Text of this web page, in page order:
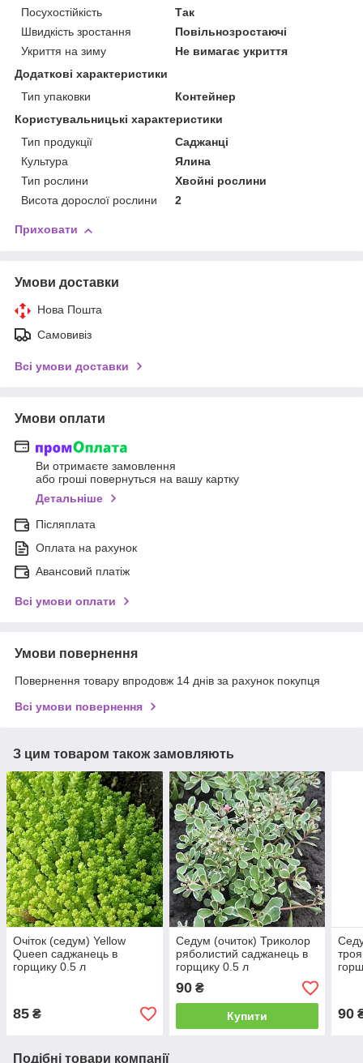
Посухостійкість
Так
Швидкість зростання
Повільнозростаючі
Укриття на зиму
Не вимагає укриття
Додаткові характеристики
Тип упаковки
Контейнер
Користувальницькі характеристики
Тип продукції
Саджанці
Культура
Ялина
Тип рослини
Хвойні рослини
Висота дорослої рослини
2
Приховати
Умови доставки
Нова Пошта
Самовивіз
Всі умови доставки
Умови оплати
Ви отримаєте замовлення
або гроші повернуться на вашу картку
Детальніше
Післяплата
Оплата на рахунок
Авансовий платіж
Всі умови оплати
Умови повернення
Повернення товару впродовж 14 днів за рахунок покупця
Всі умови повернення
З цим товаром також замовляють
Очіток (седум) Yellow
Queen саджанець в
горщику 0.5 л
85 ₴
Седум (очиток) Триколор
ряболистий саджанець в
горщику 0.5 л
90₴
Купити 90
Подібні товари компанії